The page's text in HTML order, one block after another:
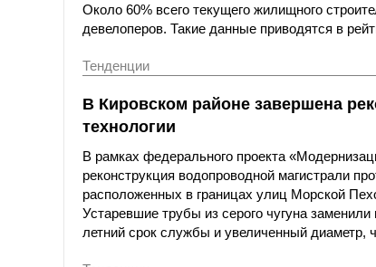
Около 60% всего текущего жилищного
девелоперов. Такие данные приводятся в
Тенденции
В Кировском районе завершена
технологии
В рамках федерального проекта
реконструкция водопроводной магистрали
расположенных в границах улиц Морской
Устаревшие трубы из серого чугуна
летний срок службы и увеличенный диаметр,